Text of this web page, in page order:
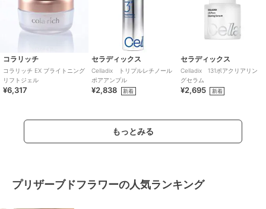
コラリッチ
コラリッチ EX ブライトニング
リフトジェル
¥6,317
セラディックス
Celladix トリプルレチノール
ポアアンプル
¥2,838 新着
セラディックス
Celladix 131ポアクリアリン
グセラム
¥2,695 新着
もっとみる
プリザーブドフラワーの人気ランキング